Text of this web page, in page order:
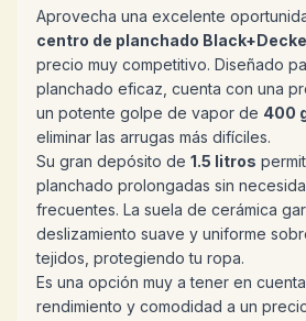
Aprovecha una excelente
centro de planchado
precio muy competitivo. Diseñado
planchado eficaz, cuenta con una
un potente golpe de vapor de 400
eliminar las arrugas más difíciles.
Su gran depósito de 1.5 litros
planchado prolongadas sin
frecuentes. La suela de cerámica
deslizamiento suave y uniforme
tejidos, protegiendo tu ropa.
Es una opción muy a tener en
rendimiento y comodidad a un